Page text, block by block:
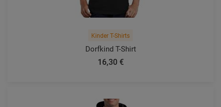
Kinder T-Shirts
Dorfkind T-Shirt
16,30 €